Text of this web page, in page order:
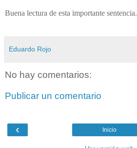
Buena lectura de esta importante sentencia.
Eduardo Rojo
No hay comentarios:
Publicar un comentario
‹ Inicio